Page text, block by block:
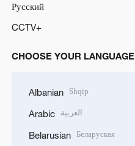
Русский
CCTV+
CHOOSE YOUR LANGUAGE
Albanian Shqip
Arabic العربية
Belarusian Беларуская